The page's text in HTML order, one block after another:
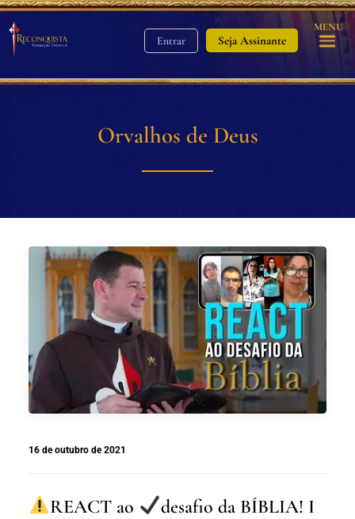
Entrar Seja Assinante
MENU
Orvalhos de Deus
16 de outubro de 2021
REACT ao
desafio da BÍBLIA! I